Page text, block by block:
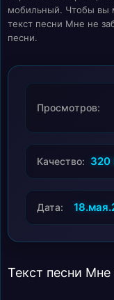
мобильный. Чтобы вы
текст песни Мне не
песни.
Просмотров:
Качество: 320
Дата:
Текст песни Мне